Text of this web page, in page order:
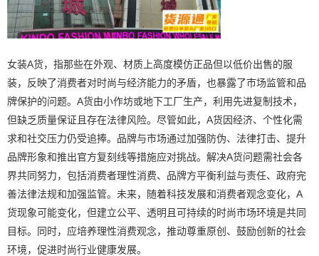
女装A货，指那些在外观、材质上高度模仿正品但以低价出售的服
装，反映了消费者对时尚与经济能力的矛盾，也暴露了市场监管和品
牌保护的问题。A货由小作坊或地下工厂生产，利用先进复制技术，
但缺乏质量保证且存在法律风险。尽管如此，A货因经济、个性化需
求和社交压力仍受追捧。品牌与市场通过加强防伪、法律打击、提升
品牌形象和推出官方复刻线等措施应对挑战。解决A货问题需社会各
界共同努力，包括消费者理性消费、品牌方平衡利益与责任、政府完
善法律法规和加强监管。未来，随着科技发展和消费者观念变化，A
货现象可能变化，但建立公平、透明且可持续的时尚市场环境是共同
目标。同时，应培养理性消费观念，推动尊重原创、鼓励创新的社会
环境，促进时尚行业健康发展。